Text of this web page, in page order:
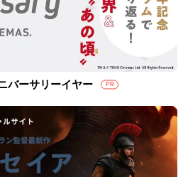
バーサリーイヤー PR